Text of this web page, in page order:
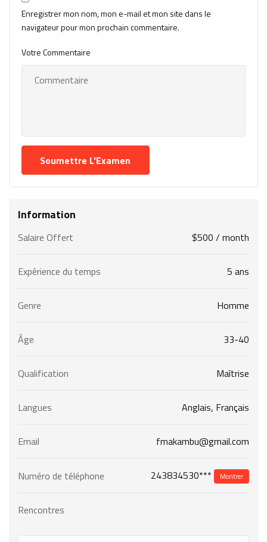
Enregistrer mon nom, mon e-mail et mon site dans le
navigateur pour mon prochain commentaire.
Votre Commentaire
Information
Salaire Offert $500 / month
Expérience du temps 5 ans
Genre Homme
Âge 33-40
Qualification Maîtrise
Langues Anglais, Français
Email fmakambu@gmail.com
Numéro de téléphone 243834530*** Montrer
Rencontres